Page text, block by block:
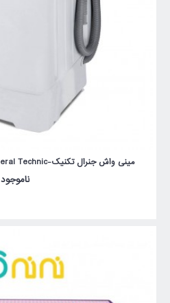
مینی واش جنرال تکنیک-General Technic مدل SH-MW 3590 Red
ناموجود